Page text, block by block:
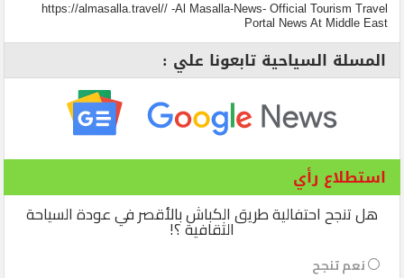
https://almasalla.travel// -Al Masalla-News- Official Tourism Travel
Portal News At Middle East
المسلة السياحية تابعونا علي :
استطلاع رأي
هل تنجح احتفالية طريق الكباش بالأقصر في عودة السياحة
الثقافية ؟!
نعم تنجح